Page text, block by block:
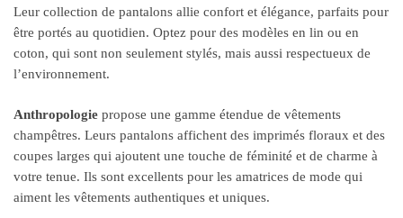
Leur collection de pantalons allie confort et élégance, parfaits pour
être portés au quotidien. Optez pour des modèles en lin ou en
coton, qui sont non seulement stylés, mais aussi respectueux de
l’environnement.
Anthropologie propose une gamme étendue de vêtements
champêtres. Leurs pantalons affichent des imprimés floraux et des
coupes larges qui ajoutent une touche de féminité et de charme à
votre tenue. Ils sont excellents pour les amatrices de mode qui
aiment les vêtements authentiques et uniques.